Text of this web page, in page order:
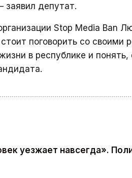
депутат.
Stop Media Ban
поговорить со своими
в республике и понять,
уезжает навсегда».